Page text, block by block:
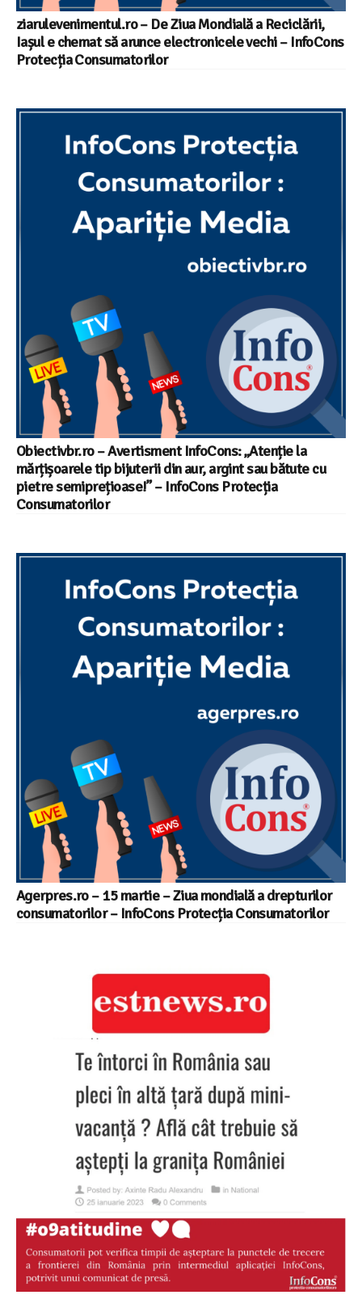
ziarulevenimentul.ro – De Ziua Mondială a Reciclării,
Iașul e chemat să arunce electronicele vechi – InfoCons
Protecția Consumatorilor
Obiectivbr.ro – Avertisment InfoCons: „Atenție la
mărțișoarele tip bijuterii din aur, argint sau bătute cu
pietre semiprețioase!” – InfoCons Protecția
Consumatorilor
Agerpres.ro – 15 martie – Ziua mondială a drepturilor
consumatorilor – InfoCons Protecția Consumatorilor